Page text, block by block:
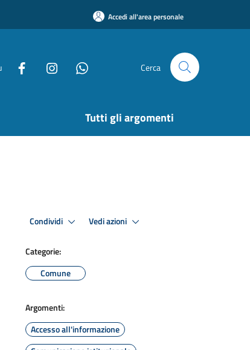
Accedi all'area personale
Cerca
Tutti gli argomenti
Condividi Vedi azioni
Categorie:
Comune
Argomenti:
Accesso all'informazione